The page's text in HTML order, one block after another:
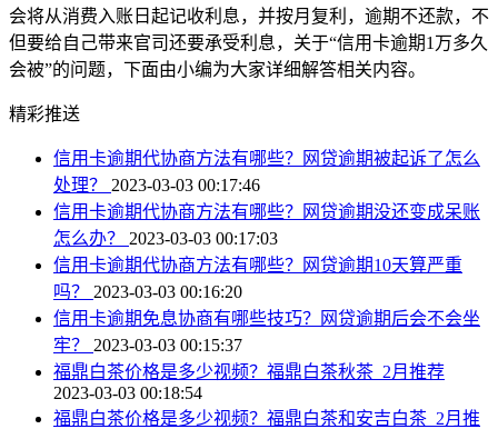
会将从消费入账日起记收利息，并按月复利，逾期不还款，不
但要给自己带来官司还要承受利息，关于“信用卡逾期1万多久
会被”的问题，下面由小编为大家详细解答相关内容。
精彩推送
信用卡逾期代协商方法有哪些？网贷逾期被起诉了怎么
处理？ 2023-03-03 00:17:46
信用卡逾期代协商方法有哪些？网贷逾期没还变成呆账
怎么办？ 2023-03-03 00:17:03
信用卡逾期代协商方法有哪些？网贷逾期10天算严重
吗？ 2023-03-03 00:16:20
信用卡逾期免息协商有哪些技巧？网贷逾期后会不会坐
牢？ 2023-03-03 00:15:37
福鼎白茶价格是多少视频？福鼎白茶秋茶_2月推荐
2023-03-03 00:18:54
福鼎白茶价格是多少视频？福鼎白茶和安吉白茶_2月推